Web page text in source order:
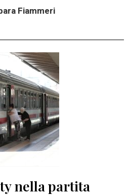
Fiammeri
nella partita